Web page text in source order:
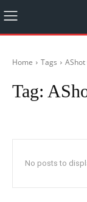
Home Tags
Tag:
No posts to